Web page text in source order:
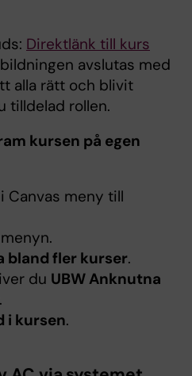
Direktlänk till kurs
avslutas med
alla rätt och blivit
tilldelad rollen.
kursen på egen
i Canvas meny till
bland fler kurser.
du UBW Anknutna
.
i kursen.